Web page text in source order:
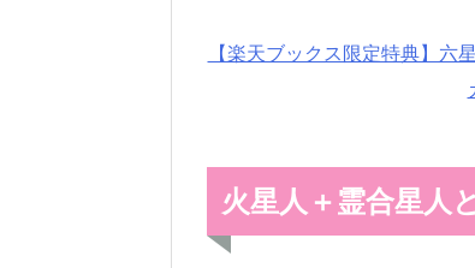
【楽天ブックス限定特典】
火星人＋霊合星人